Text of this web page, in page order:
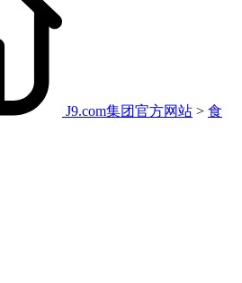
J9.com集团官方网站 > 食